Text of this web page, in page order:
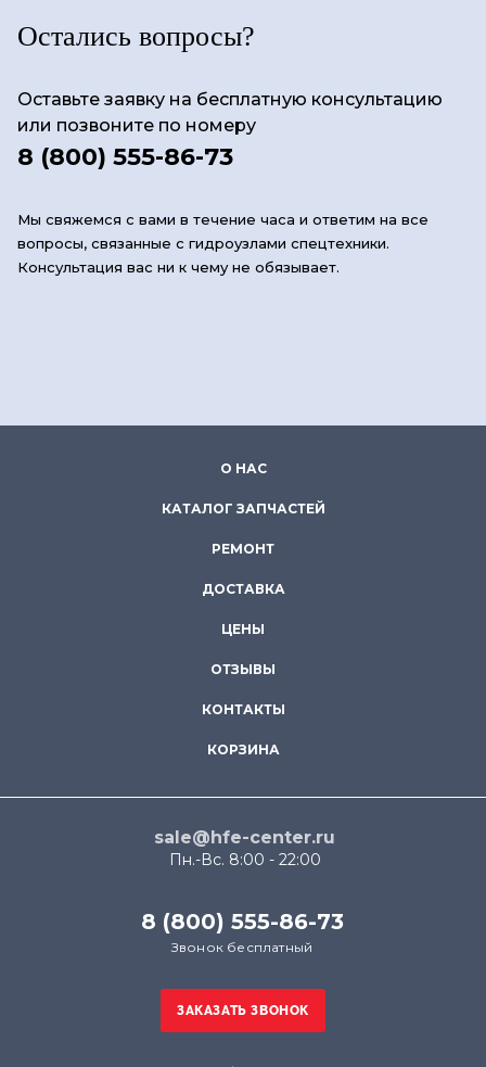
Остались вопросы?
Оставьте заявку на бесплатную консультацию
или позвоните по номеру
8 (800) 555-86-73
Мы свяжемся с вами в течение часа и ответим на все
вопросы, связанные с гидроузлами спецтехники.
Консультация вас ни к чему не обязывает.
О НАС
КАТАЛОГ ЗАПЧАСТЕЙ
РЕМОНТ
ДОСТАВКА
ЦЕНЫ
ОТЗЫВЫ
КОНТАКТЫ
КОРЗИНА
sale@hfe-center.ru
Пн.-Вс. 8:00 - 22:00
8 (800) 555-86-73
Звонок бесплатный